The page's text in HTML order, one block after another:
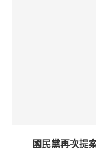
國民黨再次提